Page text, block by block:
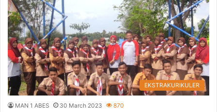
EKSTRAKURIKULER
MAN 1 ABES 30 March 2023 870